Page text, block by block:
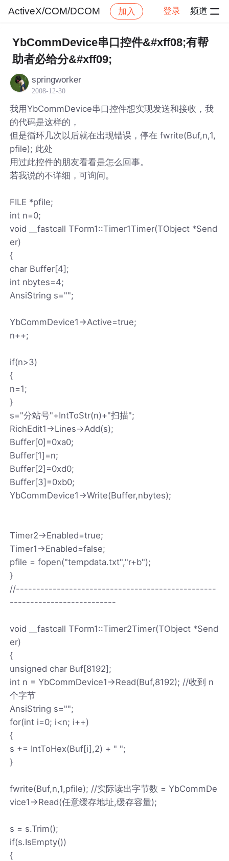
ActiveX/COM/DCOM 加入 登录 频道
社区 ActiveX/COM/DCOM 帖子详情
YbCommDevice串口控件&#xff08;有帮
助者必给分&#xff09;
springworker
2008-12-30
我用YbCommDevice串口控件想实现发送和接收，我
的代码是这样的，
但是循环几次以后就在出现错误，停在 fwrite(Buf,n,1,
pfile); 此处
用过此控件的朋友看看是怎么回事。
若我说的不详细，可询问。
FILE *pfile;
int n=0;
void __fastcall TForm1::Timer1Timer(TObject *Send
er)
{
char Buffer[4];
int nbytes=4;
AnsiString s="";
YbCommDevice1->Active=true;
n++;
if(n>3)
{
n=1;
}
s="分站号"+IntToStr(n)+"扫描";
RichEdit1->Lines->Add(s);
Buffer[0]=0xa0;
Buffer[1]=n;
Buffer[2]=0xd0;
Buffer[3]=0xb0;
YbCommDevice1->Write(Buffer,nbytes);
Timer2->Enabled=true;
Timer1->Enabled=false;
pfile = fopen("tempdata.txt","r+b");
}
//-------------------------------------------------
--------------------------
void __fastcall TForm1::Timer2Timer(TObject *Send
er)
{
unsigned char Buf[8192];
int n = YbCommDevice1->Read(Buf,8192); //收到 n
个字节
AnsiString s="";
for(int i=0; i<n; i++)
{
s += IntToHex(Buf[i],2) + " ";
}
fwrite(Buf,n,1,pfile); //实际读出字节数 = YbCommDe
vice1->Read(任意缓存地址,缓存容量);
s = s.Trim();
if(s.IsEmpty())
{